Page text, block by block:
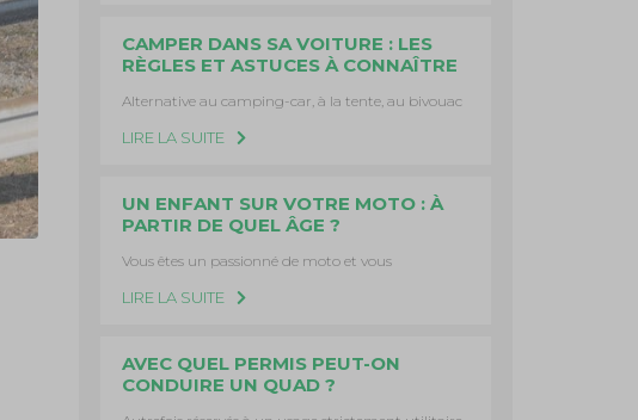
CAMPER DANS SA VOITURE : LES
RÈGLES ET ASTUCES À CONNAÎTRE
Alternative au camping-car, à la tente, au bivouac
LIRE LA SUITE
UN ENFANT SUR VOTRE MOTO : À
PARTIR DE QUEL ÂGE ?
Vous êtes un passionné de moto et vous
LIRE LA SUITE
AVEC QUEL PERMIS PEUT-ON
CONDUIRE UN QUAD ?